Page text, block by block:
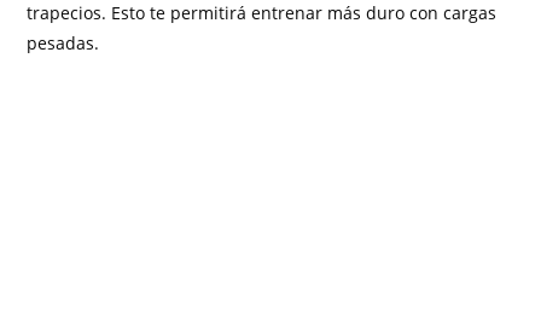
trapecios. Esto te permitirá entrenar más duro con cargas
pesadas.